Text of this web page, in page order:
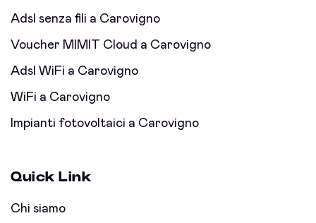
Adsl senza fili a Carovigno
Voucher MIMIT Cloud a Carovigno
Adsl WiFi a Carovigno
WiFi a Carovigno
Impianti fotovoltaici a Carovigno
Quick Link
Chi siamo